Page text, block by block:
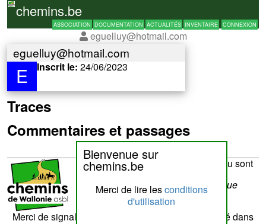
chemins.be
ASSOCIATION DOCUMENTATION ACTUALITÉS INVENTAIRE CONNEXION
eguelluy@hotmail.com
Bienvenue sur
chemins.be
Merci de lire lesconditions
d'utilisation
eguelluy@hotmail.com
E Inscrit le: 24/06/2023
Traces
Commentaires et passages
La réalisation du site et son contenu sont
sous la responsabilité de
Chemins de Wallonie asbl - Rue
Laschet,8 - 4852 Hombourg
Nous contacter
Merci de signaler tout contenu erroné. Il sera corrigé dans